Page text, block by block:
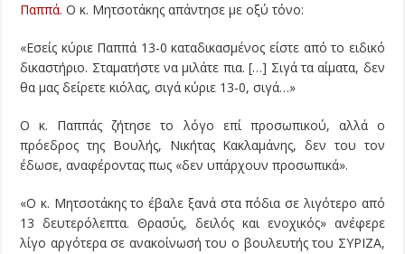
Παππά. Ο κ. Μητσοτάκης απάντησε με οξύ τόνο:
«Εσείς κύριε Παππά 13-0 καταδικασμένος είστε από το ειδικό
δικαστήριο. Σταματήστε να μιλάτε πια. […] Σιγά τα αίματα, δεν
θα μας δείρετε κιόλας, σιγά κύριε 13-0, σιγά…»
Ο κ. Παππάς ζήτησε το λόγο επί προσωπικού, αλλά ο
πρόεδρος της Βουλής, Νικήτας Κακλαμάνης, δεν του τον
έδωσε, αναφέροντας πως «δεν υπάρχουν προσωπικά».
«Ο κ. Μητσοτάκης το έβαλε ξανά στα πόδια σε λιγότερο από
13 δευτερόλεπτα. Θρασύς, δειλός και ενοχικός» ανέφερε
λίγο αργότερα σε ανακοίνωσή του ο βουλευτής του ΣΥΡΙΖΑ,